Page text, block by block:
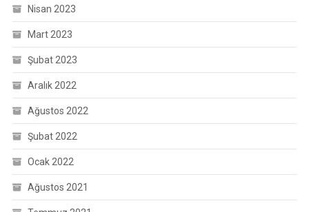
Nisan 2023
Mart 2023
Şubat 2023
Aralık 2022
Ağustos 2022
Şubat 2022
Ocak 2022
Ağustos 2021